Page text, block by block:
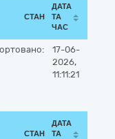
СТАН
ДАТА
ТА
ЧАС
17-06-
2026,
11:11:21
СТАН
ДАТА
ТА